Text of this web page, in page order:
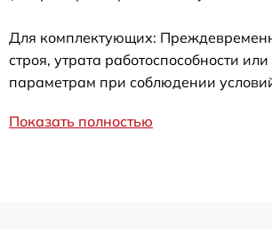
Для комплектующих:
строя, утрата работоспособности
параметрам при соблюдении
Показать полностью